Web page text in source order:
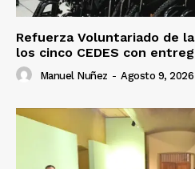
Refuerza Voluntariado de
los cinco CEDES con
Manuel Nuñez - Agosto 9, 2026